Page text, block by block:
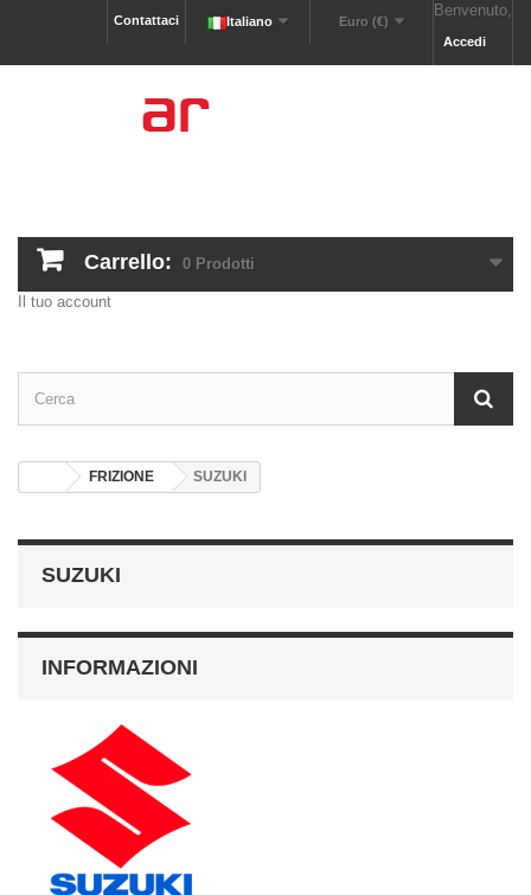
Benvenuto,
Accedi
Euro (€)
Italiano
Contattaci
Carrello: 0 Prodotti
Il tuo account
FRIZIONE SUZUKI
SUZUKI
INFORMAZIONI